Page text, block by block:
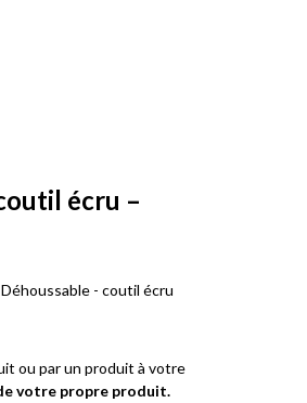
écru –
- coutil écru
ou par un produit à votre
votre propre produit.